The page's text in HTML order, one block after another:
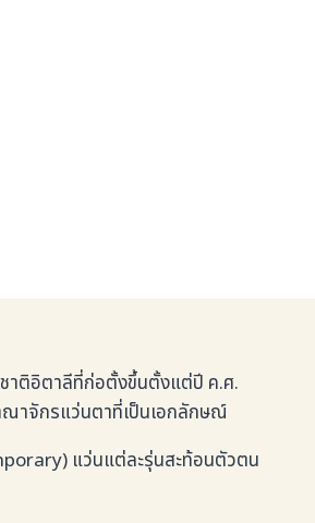
าติอิตาลีที่ก่อตั้งขึ้นตั้งแต่ปี ค.ศ.
ณาจักรแว่นตาที่เป็นเอกลักษณ์
แว่นแต่ละรุ่นสะท้อนตัวตน